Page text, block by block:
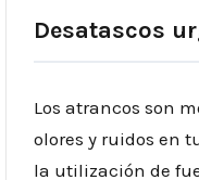
Desatascos
Los atrancos son
olores y ruidos en
la utilización de